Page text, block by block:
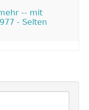
-- mit
- Selten